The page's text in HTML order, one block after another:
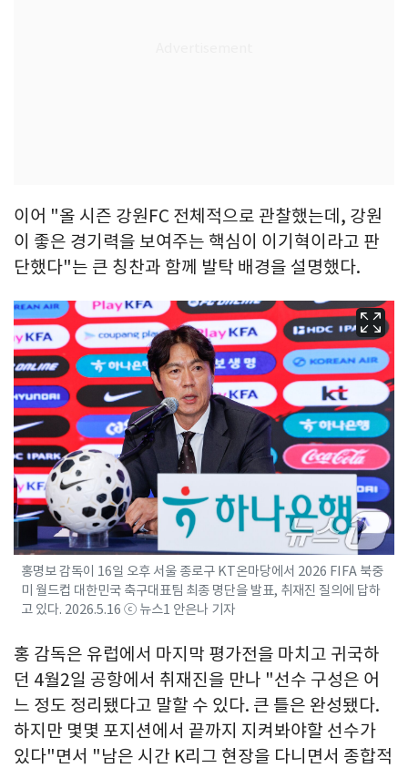
이어 "올 시즌 강원FC 전체적으로 관찰했는데, 강원
이 좋은 경기력을 보여주는 핵심이 이기혁이라고 판
단했다"는 큰 칭찬과 함께 발탁 배경을 설명했다.
홍명보 감독이 16일 오후 서울 종로구 KT온마당에서 2026 FIFA 북중
미 월드컵 대한민국 축구대표팀 최종 명단을 발표, 취재진 질의에 답하
고 있다. 2026.5.16 ⓒ 뉴스1 안은나 기자
홍 감독은 유럽에서 마지막 평가전을 마치고 귀국하
던 4월2일 공항에서 취재진을 만나 "선수 구성은 어
느 정도 정리됐다고 말할 수 있다. 큰 틀은 완성됐다.
하지만 몇몇 포지션에서 끝까지 지켜봐야할 선수가
있다"면서 "남은 시간 K리그 현장을 다니면서 종합적